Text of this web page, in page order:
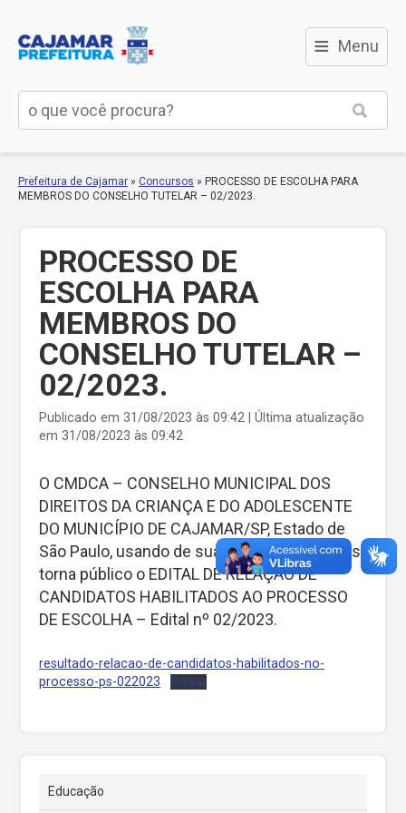
≡ Menu
Prefeitura de Cajamar » Concursos » PROCESSO DE ESCOLHA PARA
MEMBROS DO CONSELHO TUTELAR – 02/2023.
PROCESSO DE
ESCOLHA PARA
MEMBROS DO
CONSELHO TUTELAR –
02/2023.
Publicado em 31/08/2023 às 09:42 | Última atualização
em 31/08/2023 às 09:42
O CMDCA – CONSELHO MUNICIPAL DOS
DIREITOS DA CRIANÇA E DO ADOLESCENTE
DO MUNICÍPIO DE CAJAMAR/SP, Estado de
São Paulo, usando de suas atribuições legais,
torna público o EDITAL DE RELAÇÃO DE
CANDIDATOS HABILITADOS AO PROCESSO
DE ESCOLHA – Edital nº 02/2023.
resultado-relacao-de-candidatos-habilitados-no-
processo-ps-022023
Baixar
Educação